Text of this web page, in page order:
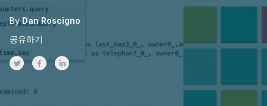
By Dan Roscigno
공유하기
Share on Twitter
Share on Facebook
Share on LinkedInr